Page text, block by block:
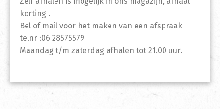
korting .
Bel of mail voor het maken van een afspraak
telnr :06 28575579
Maandag t/m zaterdag afhalen tot 21.00 uur.